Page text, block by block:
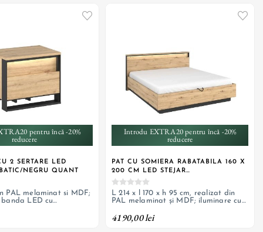
pentru încă -20%
reducere
2 SERTARE LED
NEGRU QUANT
PAL melaminat si MDF;
banda LED cu
Introdu EXTRA20 pentru încă -20%
reducere
PAT CU SOMIERA RABATABILA 160 X
200 CM LED STEJAR
SALBATIC/NEGRU QUANT
L 214 x l 170 x h 95 cm, realizat din
PAL melaminat și MDF; iluminare cu
somieră rabatabilă metalică, ladă de
depozitare
4190,00 lei